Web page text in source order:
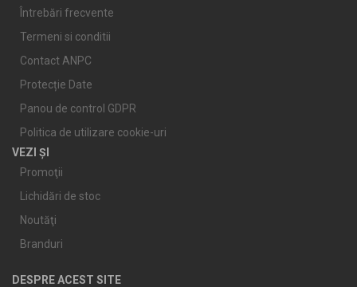
Întrebări frecvente
Termeni si conditii
Contact ANPC
Protecție Date
Panou de control GDPR
Politica de utilizare cookie-uri
VEZI ȘI
Promoţii
Lichidări de stoc
Noutăţi
Branduri
DESPRE ACEST SITE